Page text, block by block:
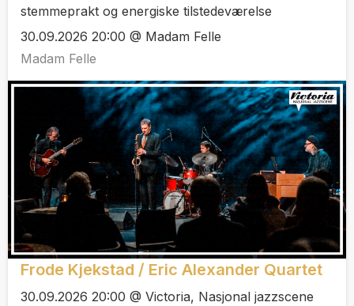
stemmeprakt og energiske tilstedeværelse
30.09.2026 20:00 @ Madam Felle
Madam Felle
Frode Kjekstad / Eric Alexander Quartet
30.09.2026 20:00 @ Victoria, Nasjonal jazzscene